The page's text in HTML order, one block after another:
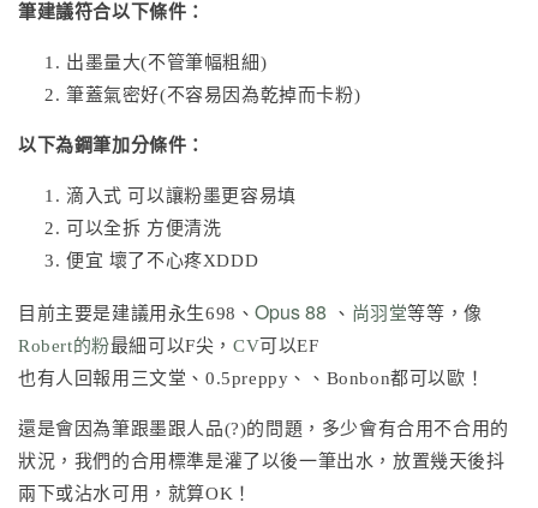
筆建議符合以下條件：
出墨量大(不管筆幅粗細)
筆蓋氣密好(不容易因為乾掉而卡粉)
以下為鋼筆加分條件：
滴入式 可以讓粉墨更容易填
可以全拆 方便清洗
便宜 壞了不心疼XDDD
目前主要是建議用永生698、Opus 88 、 尚羽堂等等，像
Robert的粉最細可以F尖，CV可以EF
也有人回報用三文堂、0.5preppy、、Bonbon都可以歐！
還是會因為筆跟墨跟人品(?)的問題，多少會有合用不合用的
狀況，我們的合用標準是灌了以後一筆出水，放置幾天後抖
兩下或沾水可用，就算OK！